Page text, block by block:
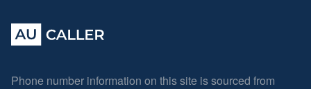
Phone number information on this site is sourced from